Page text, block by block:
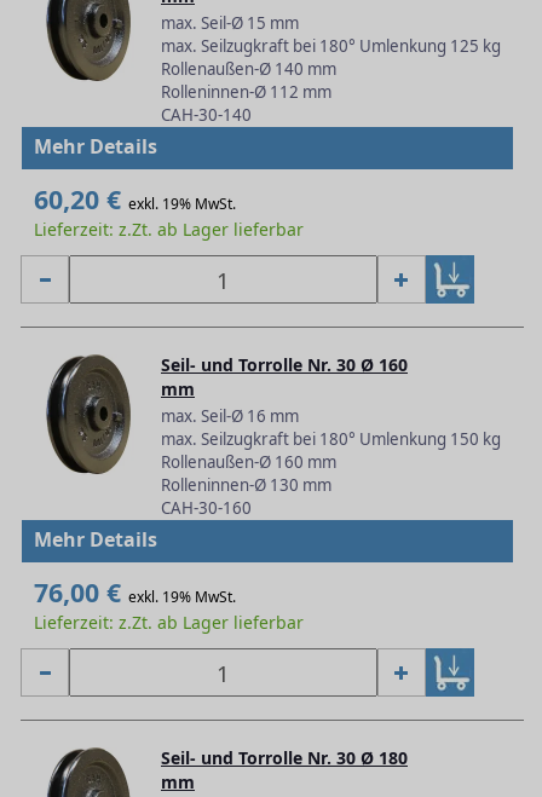
max. Seil-Ø 15 mm
max. Seilzugkraft bei 180° Umlenkung 125 kg
Rollenaußen-Ø 140 mm
Rolleninnen-Ø 112 mm
CAH-30-140
Mehr Details
60,20 € exkl. 19% MwSt.
Lieferzeit: z.Zt. ab Lager lieferbar
Seil- und Torrolle Nr. 30 Ø 160
mm
max. Seil-Ø 16 mm
max. Seilzugkraft bei 180° Umlenkung 150 kg
Rollenaußen-Ø 160 mm
Rolleninnen-Ø 130 mm
CAH-30-160
Mehr Details
76,00 € exkl. 19% MwSt.
Lieferzeit: z.Zt. ab Lager lieferbar
Seil- und Torrolle Nr. 30 Ø 180
mm